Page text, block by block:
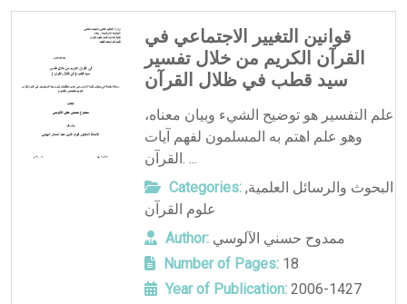
قوانين التغيير الاجتماعي في
القرآن الكريم من خلال تفسير
سيد قطب في ظلال القرآن
علم التفسير هو توضيح الشيء وبيان معناه،
وهو علم اهتم به المسلمون لفهم آيات
القرآن. ...
Categories: البحوث والرسائل العلمية,
علوم القرآن
Author: ممدوح حسني الآلوسي
Number of Pages:18
Year of Publication:2006-1427